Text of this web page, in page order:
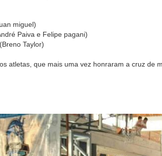
miguel)
Paiva e Felipe pagani)
Taylor)
atletas, que mais uma vez honraram a cruz de